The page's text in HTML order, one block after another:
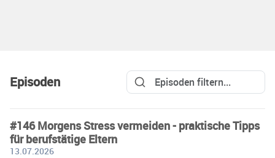
Episoden
#146 Morgens Stress vermeiden - praktische Tipps
für berufstätige Eltern
13.07.2026